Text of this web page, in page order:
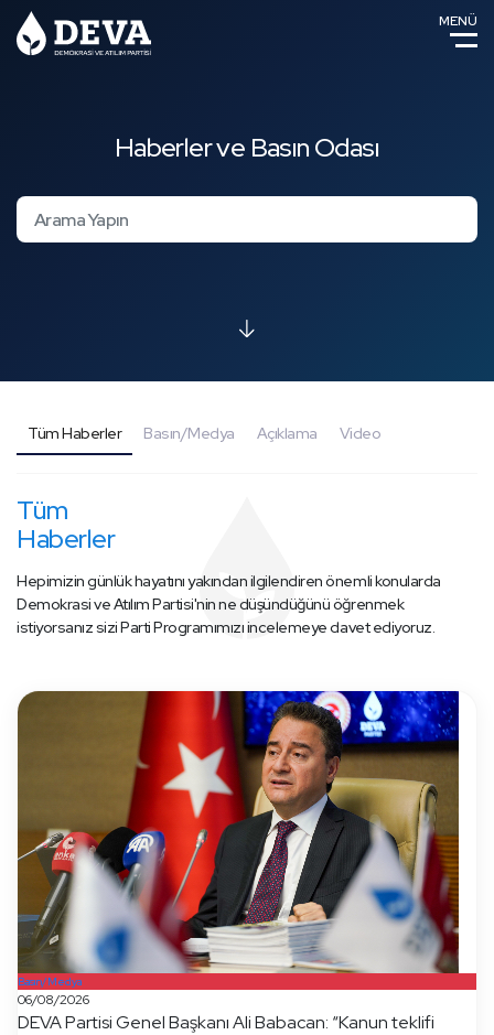
MENÜ
Haberler ve Basın Odası
Tüm Haberler Basın/Medya Açıklama Video
Tüm
Haberler
Hepimizin günlük hayatını yakından ilgilendiren önemli konularda
Demokrasi ve Atılım Partisi'nin ne düşündüğünü öğrenmek
istiyorsanız sizi Parti Programımızı incelemeye davet ediyoruz.
Basın/Medya
06/08/2026
DEVA Partisi Genel Başkanı Ali Babacan: “Kanun teklifi